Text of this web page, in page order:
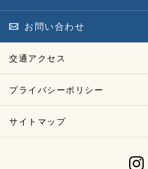
お問い合わせ
交通アクセス
プライバシーポリシー
サイトマップ